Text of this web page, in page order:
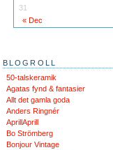
« Dec
31
BLOGROLL
50-talskeramik
Agatas fynd & fantasier
Allt det gamla goda
Anders Ringnér
AprillAprill
Bo Strömberg
Bonjour Vintage